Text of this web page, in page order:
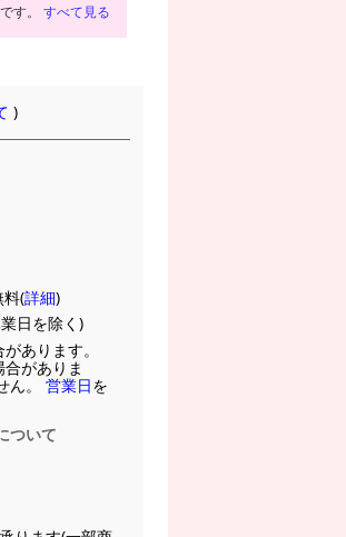
す。 すべて見る
)
(詳細)
日を除く)
あります。
がありま
ん。 営業日を
ついて